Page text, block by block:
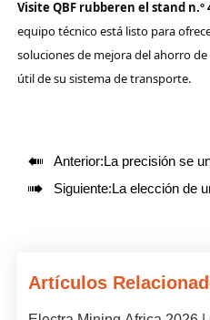
Visite QBF rubberen el stand n.º
equipo técnico está listo para
soluciones de mejora del ahorro
útil de su sistema de transporte.
 Anterior:La precisión se une al rendimiento: QBF
 Siguiente:La elección de una central
Artículos